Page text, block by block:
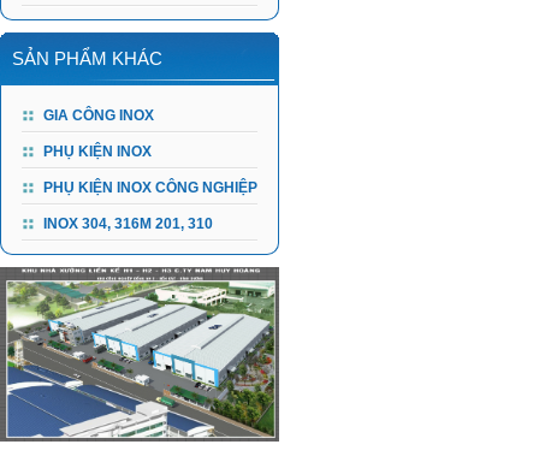
SẢN PHẨM KHÁC
GIA CÔNG INOX
PHỤ KIỆN INOX
PHỤ KIỆN INOX CÔNG NGHIỆP
INOX 304, 316M 201, 310